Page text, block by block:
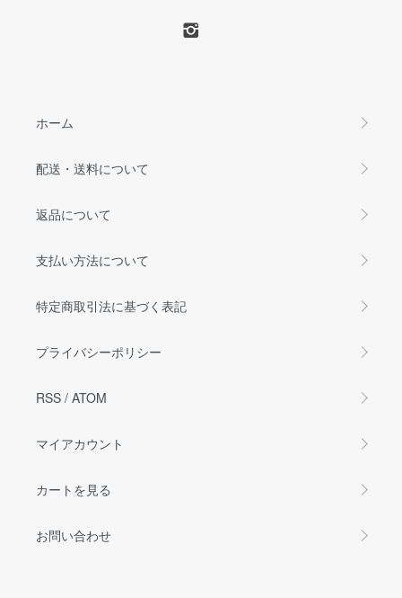
ホーム
配送・送料について
返品について
支払い方法について
特定商取引法に基づく表記
プライバシーポリシー
RSS / ATOM
マイアカウント
カートを見る
お問い合わせ